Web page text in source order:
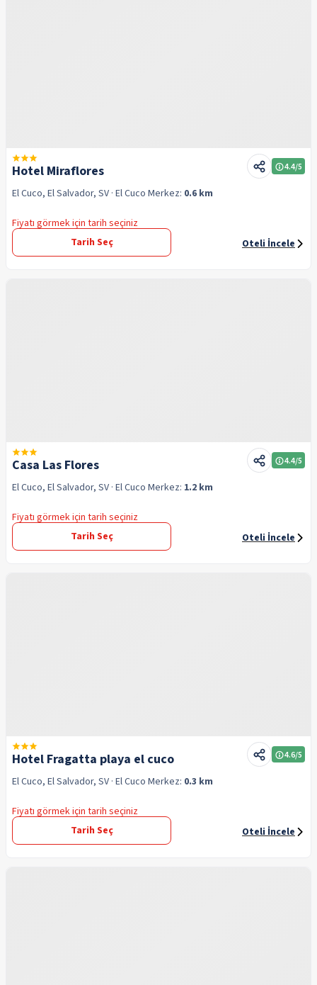
Hotel Miraflores 4.4/5
El Cuco, El Salvador, SV · El Cuco Merkez: 0.6 km
Fiyatı görmek için tarih seçiniz
Tarih Seç
Oteli İncele
Casa Las Flores 4.4/5
El Cuco, El Salvador, SV · El Cuco Merkez: 1.2 km
Fiyatı görmek için tarih seçiniz
Tarih Seç
Oteli İncele
Hotel Fragatta playa el cuco 4.6/5
El Cuco, El Salvador, SV · El Cuco Merkez: 0.3 km
Fiyatı görmek için tarih seçiniz
Tarih Seç
Oteli İncele